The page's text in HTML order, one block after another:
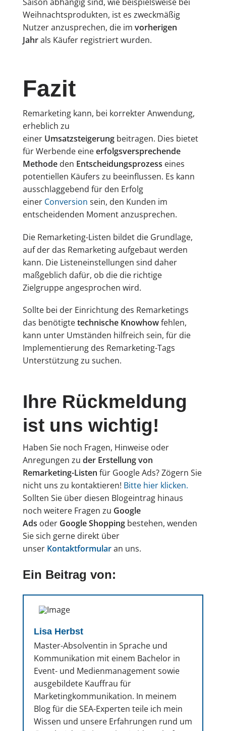
Weihnachtsprodukten, ist es zweckmäßig
Nutzer anzusprechen, die im vorherigen
Jahrals Käufer registriert wurden.
Fazit
Remarketing kann, bei korrekter Anwendung,
erheblich zu
einer Umsatzsteigerungbeitragen. Dies bietet
für Werbende eineerfolgsversprechende
Methodeden Entscheidungsprozess eines
potentiellen Käufers zu beeinflussen. Es kann
ausschlaggebend für den Erfolg
einer Conversion sein, den Kunden im
entscheidenden Moment anzusprechen.
Die Remarketing-Listen bildet die Grundlage,
auf der das Remarketing aufgebaut werden
kann. Die Listeneinstellungen sind daher
maßgeblich dafür, ob die die richtige
Zielgruppe angesprochen wird.
Sollte bei der Einrichtung des Remarketings
das benötigtetechnische Knowhowfehlen,
kann unter Umständen hilfreich sein, für die
Implementierung des Remarketing-Tags
Unterstützung zu suchen.
Ihre Rückmeldung
ist uns wichtig!
Haben Sie noch Fragen, Hinweise oder
Anregungen zu der Erstellung von
Remarketing-Listen für Google Ads? Zögern Sie
nicht uns zu kontaktieren! Bitte hier klicken.
Sollten Sie über diesen Blogeintrag hinaus
noch weitere Fragen zu Google
Ads oder Google Shoppingbestehen, wenden
Sie sich gerne direkt über
unser Kontaktformularan uns.
Ein Beitrag von:
Lisa Herbst
Master-Absolventin in Sprache und
Kommunikation mit einem Bachelor in
Event- und Medienmanagement sowie
ausgebildete Kauffrau für
Marketingkommunikation. In meinem
Blog für die SEA-Experten teile ich mein
Wissen und unsere Erfahrungen rund um